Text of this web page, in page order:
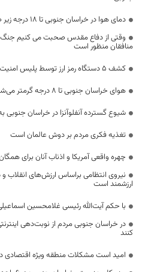
دمای هوا در خراسان جنوبی تا ۱۸ درجه زیر صفر کاهش می‌یابد
وقتی از دفاع مقدس صحبت می کنیم جنگ،
منافقان منظور است
کشف ۵ دستگاه رمز ارز توسط پلیس امنیت اقتصادی خراسان جنوبی
هوای خراسان جنوبی تا ۸ درجه گرمتر می‌شود
شیوع گسترده آنفلوآنزا در خراسان جنوبی
تغذیه فکری مردم بر دوش عالمان است
چهره واقعی آمریکا و اذناب آنان برای
نیروی انتظامی براساس ارزش‌های انقلاب
ارزشمند است
با حکم آیت‌الله رئیسی غلامحسین
در خراسان جنوبی مردم از نوبت‌دهی
کنند
امید است مشکلات منطقه ویژه اقتصادی